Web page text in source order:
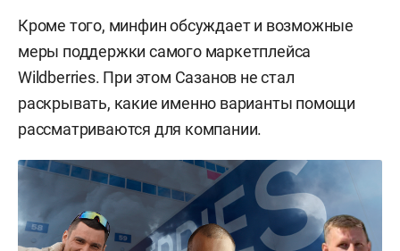
Кроме того, минфин обсуждает и возможные
меры поддержки самого маркетплейса
Wildberries. При этом Сазанов не стал
раскрывать, какие именно варианты помощи
рассматриваются для компании.